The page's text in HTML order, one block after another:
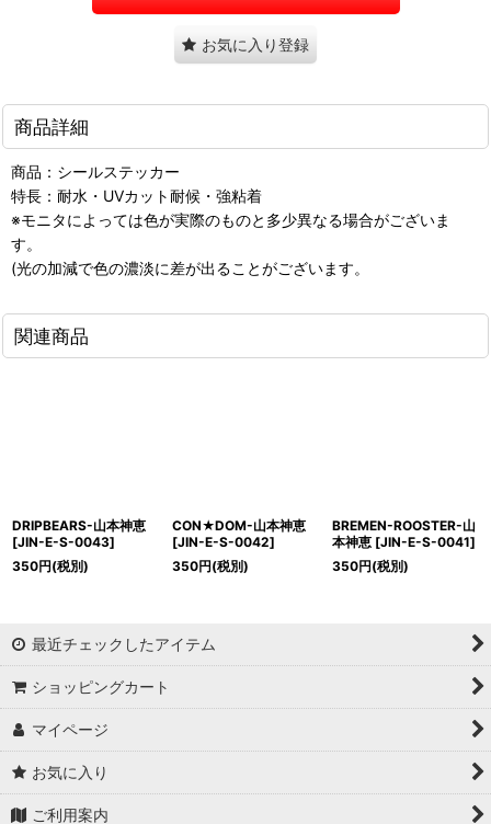
お気に入り登録
商品詳細
商品：シールステッカー
特長：耐水・UVカット耐候・強粘着
※モニタによっては色が実際のものと多少異なる場合がございま
す。
(光の加減で色の濃淡に差が出ることがございます。
関連商品
DRIPBEARS-山本神恵
[JIN-E-S-0043]
350円(税別)
CON★DOM-山本神恵
[JIN-E-S-0042]
350円(税別)
BREMEN-ROOSTER-山
本神恵 [JIN-E-S-0041]
350円(税別)
最近チェックしたアイテム
ショッピングカート
マイページ
お気に入り
ご利用案内